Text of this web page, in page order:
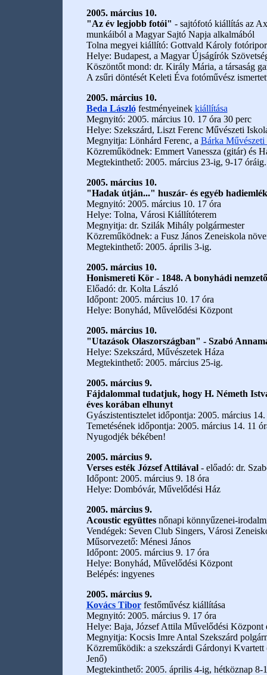
2005. március 10.
"Az év legjobb fotói" - sajtófotó kiállítás az
munkáiból a Magyar Sajtó Napja alkalmából
Tolna megyei kiállító: Gottvald Károly
Helye: Budapest, a Magyar Újságírók
Köszöntőt mond: dr. Király Mária, a társaság
A zsűri döntését Keleti Éva fotóművész
2005. március 10.
Beda Lászlófestményeinek kiállítása
Megnyitó: 2005. március 10. 17 óra 30 perc
Helye: Szekszárd, Liszt Ferenc Művészeti
Megnyitja: Lönhárd Ferenc, a Bárka Művészeti
Közreműködnek: Emmert Vanessza (gitár) és
Megtekinthető: 2005. március 23-ig, 9-17 óráig.
2005. március 10.
"Hadak útján..." huszár- és egyéb
Megnyitó: 2005. március 10. 17 óra
Helye: Tolna, Városi Kiállítóterem
Megnyitja: dr. Szilák Mihály polgármester
Közreműködnek: a Fusz János Zeneiskola
Megtekinthető: 2005. április 3-ig.
2005. március 10.
Honismereti Kör - 1848. A bonyhádi
Előadó: dr. Kolta László
Időpont: 2005. március 10. 17 óra
Helye: Bonyhád, Művelődési Központ
2005. március 10.
"Utazások Olaszországban" - Szabó
Helye: Szekszárd, Művészetek Háza
Megtekinthető: 2005. március 25-ig.
2005. március 9.
Fájdalommal tudatjuk, hogy H. Németh
éves korában elhunyt
Gyászistentisztelet időpontja: 2005. március
Temetésének időpontja: 2005. március 14. 11
Nyugodjék békében!
2005. március 9.
Verses esték József Attilával- előadó: dr.
Időpont: 2005. március 9. 18 óra
Helye: Dombóvár, Művelődési Ház
2005. március 9.
Acoustic együttesnőnapi könnyűzenei-
Vendégek: Seven Club Singers, Városi
Műsorvezető: Ménesi János
Időpont: 2005. március 9. 17 óra
Helye: Bonyhád, Művelődési Központ
Belépés: ingyenes
2005. március 9.
Kovács Tiborfestőművész kiállítása
Megnyitó: 2005. március 9. 17 óra
Helye: Baja, József Attila Művelődési
Megnyitja: Kocsis Imre Antal Szekszárd
Közreműködik: a szekszárdi Gárdonyi
Jenő)
Megtekinthető: 2005. április 4-ig, hétköznap 8-